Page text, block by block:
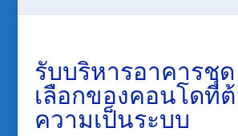
รับบริหารอาคารชุ
เลือกของคอนโดที่
ความเป็นระบบ